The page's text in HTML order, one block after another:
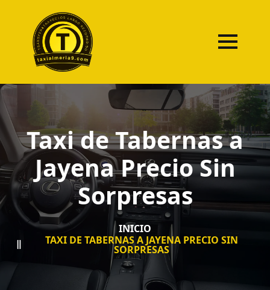
Taxi de Tabernas a
Jayena Precio Sin
Sorpresas
INICIO
TAXI DE TABERNAS A JAYENA PRECIO SIN
SORPRESAS